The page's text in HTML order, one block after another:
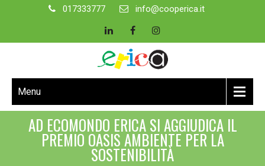
017333777 info@cooperica.it
Menu
AD ECOMONDO ERICA SI AGGIUDICA IL
PREMIO OASIS AMBIENTE PER LA
SOSTENIBILITÀ